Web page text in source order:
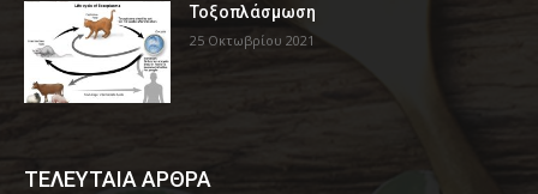
Τοξοπλάσμωση
25 Οκτωβρίου 2021
ΤΕΛΕΥΤΑΙΑ ΑΡΘΡΑ